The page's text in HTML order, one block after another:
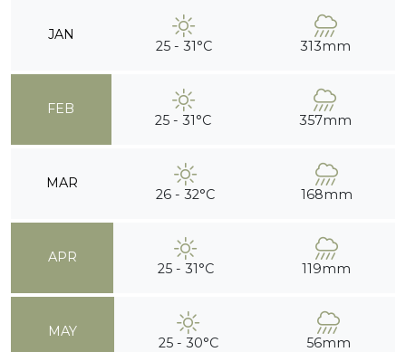
JAN
25 - 31°C 313mm
FEB
25 - 31°C 357mm
MAR
26 - 32°C 168mm
APR
25 - 31°C 119mm
MAY
25 - 30°C 56mm